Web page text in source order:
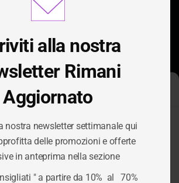
Gestisci Consenso Cookie
esperienze, utilizziamo tecnologie come i
e/o accedere alle informazioni del
a queste tecnologie ci permetterà di
il comportamento di navigazione o ID unici
ESPERTI
alla nostra
Rimani
Aggiornato
nostra newsletter settimanale qui
delle promozioni e offerte
in anteprima nella sezione
" a partire da 10% al 70%